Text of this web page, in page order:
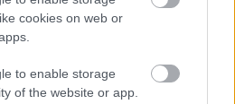
cookies on web or
to enable storage
of the website or app.
Prečo klasická
ako to vyriešiť